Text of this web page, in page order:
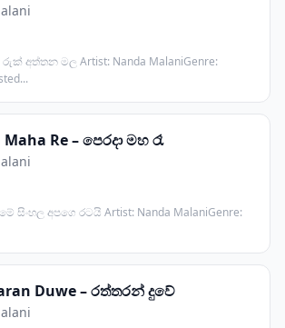
Nanda MalaniGenre:
Re – පෙරදා මහ රෑ
රටයි Artist: Nanda MalaniGenre:
Duwe – රත්තරන් දුවේ